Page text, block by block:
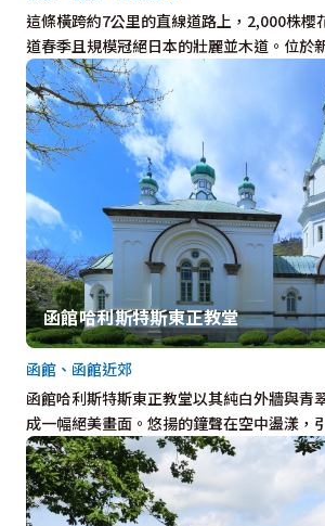
這條橫跨約7公里的直線道路上，2,000株櫻
道春季且規模冠絕日本的壯麗並木道。位於
函館哈利斯特斯東正教堂
函館哈利斯特斯東正教堂以其純白外牆與青
成一幅絕美畫面。悠揚的鐘聲在空中盪漾，
函館、函館近郊